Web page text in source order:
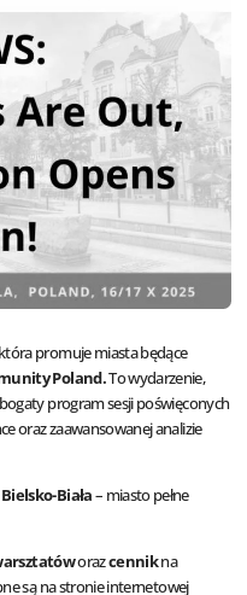
promuje miasta będące
Poland.To wydarzenie,
program sesji poświęconych
oraz zaawansowanej analizie
Bielsko-Biała– miasto pełne
orazcennikna
są na stronie internetowej